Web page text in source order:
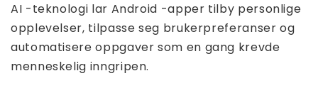
AI -teknologi lar Android -apper tilby personlige
opplevelser, tilpasse seg brukerpreferanser og
automatisere oppgaver som en gang krevde
menneskelig inngripen.